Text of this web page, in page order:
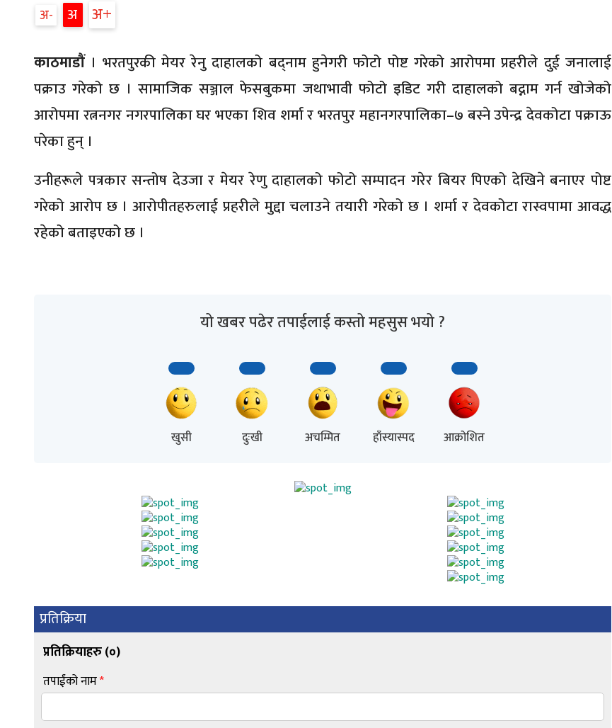
अ अ अ
काठमाडौं। भरतपुरकी मेयर रेनु दाहालको बद्‍नाम हुनेगरी फोटो पोष्ट गरेको आरोपमा प्रहरीले दुई जनालाई
पक्राउ गरेको छ । सामाजिक सञ्जाल फेसबुकमा जथाभावी फोटो इडिट गरी दाहालको बद्नाम गर्न खोजेको
आरोपमा रत्ननगर नगरपालिका घर भएका शिव शर्मा र भरतपुर महानगरपालिका–७ बस्ने उपेन्द्र देवकोटा पक्राऊ
परेका हुन् ।
उनीहरूले पत्रकार सन्तोष देउजा र मेयर रेणु दाहालको फोटो सम्पादन गरेर बियर पिएको देखिने बनाएर पोष्ट
गरेको आरोप छ । आरोपीतहरुलाई प्रहरीले मुद्दा चलाउने तयारी गरेको छ । शर्मा र देवकोटा रास्वपामा आवद्ध
रहेको बताइएको छ ।
यो खबर पढेर तपाईलाई कस्तो महसुस भयो ?
खुसी दुःखी अचम्मित हाँस्यास्पद आक्रोशित
प्रतिक्रिया
प्रतिक्रियाहरु (०)
तपाईंको नाम*